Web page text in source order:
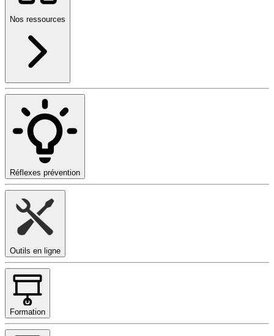
Nos ressources
Réflexes prévention
Outils en ligne
Formation